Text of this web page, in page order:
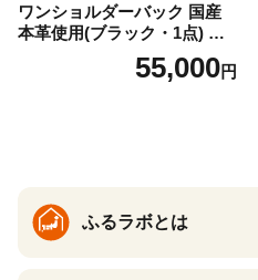
ワンショルダーバック 国産
本革使用(ブラック・1点) 鞄
バック バッグ カバン レザー
国産 日本製 牛革 黒 革 革製
55,000円
ふるラボとは